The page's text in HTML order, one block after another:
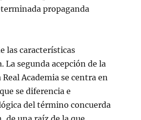
propaganda
las características
segunda acepción de la
Academia se centra en
se diferencia e
del término concuerda